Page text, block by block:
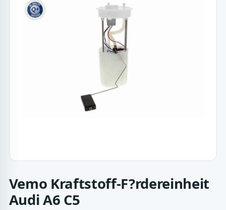
Vemo Kraftstoff-F?rdereinheit
Audi A6 C5